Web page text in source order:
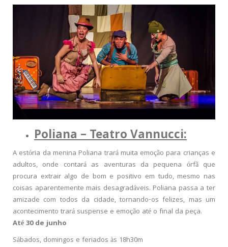
Poliana – Teatro Vannucci:
A estória da menina Poliana trará muita emoção para crianças e
adultos, onde contará as aventuras da pequena órfã que
procura extrair algo de bom e positivo em tudo, mesmo nas
coisas aparentemente mais desagradáveis. Poliana passa a ter
amizade com todos da cidade, tornando-os felizes, mas um
acontecimento trará suspense e emoção até o final da peça.
Até 30 de junho
Sábados, domingos e feriados às 18h30m